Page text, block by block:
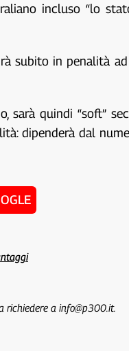
incluso “lo
subito in penalità
quindi “soft”
dipenderà dal
richiedere a info@p300.it.